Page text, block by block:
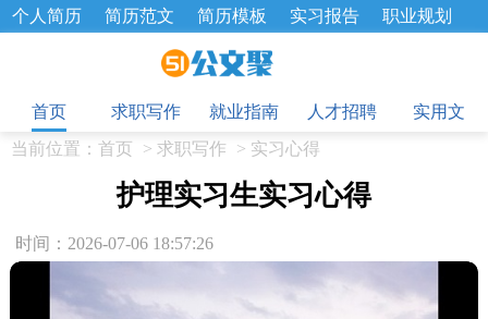
个人简历 简历范文 简历模板 实习报告
职业规划
招聘选拔 绩效考核
工作总结
辞职报告
首页
求职写作 就业指南 人才招聘
实用文
当前位置： 首页 > 求职写作 > 实习心得
护理实习生实习心得
时间：2026-07-06 18:57:26